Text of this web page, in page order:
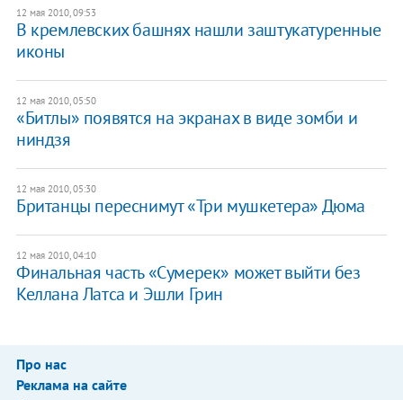
12 мая 2010, 09:53
В кремлевских башнях нашли заштукатуренные
иконы
12 мая 2010, 05:50
«Битлы» появятся на экранах в виде зомби и
ниндзя
12 мая 2010, 05:30
Британцы переснимут «Три мушкетера» Дюма
12 мая 2010, 04:10
Финальная часть «Сумерек» может выйти без
Келлана Латса и Эшли Грин
Про нас
Реклама на сайте